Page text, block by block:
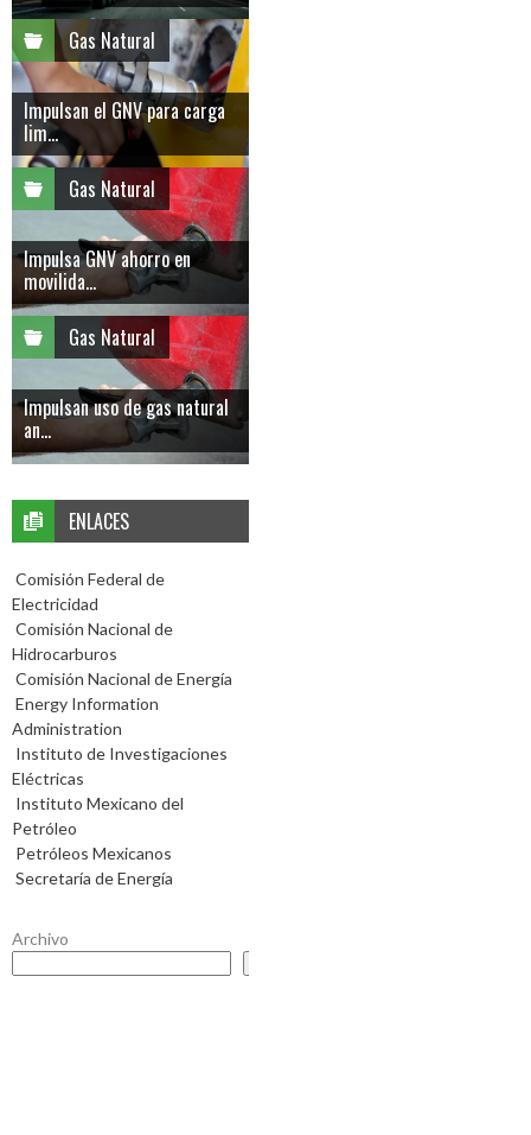
Gas Natural
Impulsan el GNV para carga
lim...
Gas Natural
Impulsa GNV ahorro en
movilida...
Gas Natural
Impulsan uso de gas natural
an...
ENLACES
Comisión Federal de
Electricidad
Comisión Nacional de
Hidrocarburos
Comisión Nacional de Energía
Energy Information
Administration
Instituto de Investigaciones
Eléctricas
Instituto Mexicano del
Petróleo
Petróleos Mexicanos
Secretaría de Energía
Archivo